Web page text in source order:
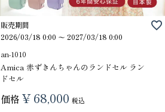
販売期間
2026/03/18 0:00 〜 2027/03/18 0:00
an-1010
Amica 赤ずきんちゃんのランドセル ラン
ドセル
価格 ¥ 68,000 税込